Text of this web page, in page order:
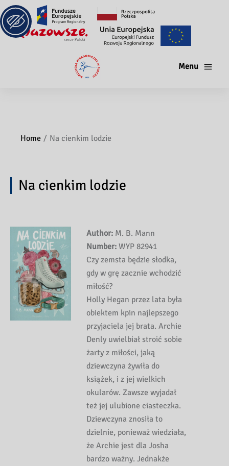
Menu
Home Na cienkim lodzie
Na cienkim lodzie
Author: M. B. Mann
Number: WYP 82941
Czy zemsta będzie słodka,
gdy w grę zacznie wchodzić
miłość?
Holly Hegan przez lata była
obiektem kpin najlepszego
przyjaciela jej brata. Archie
Denly uwielbiał stroić sobie
żarty z miłości, jaką
dziewczyna żywiła do
książek, i z jej wielkich
okularów. Zawsze wyjadał
też jej ulubione ciasteczka.
Dziewczyna znosiła to
dzielnie, ponieważ wiedziała,
że Archie jest dla Josha
bardzo ważny. Jednakże